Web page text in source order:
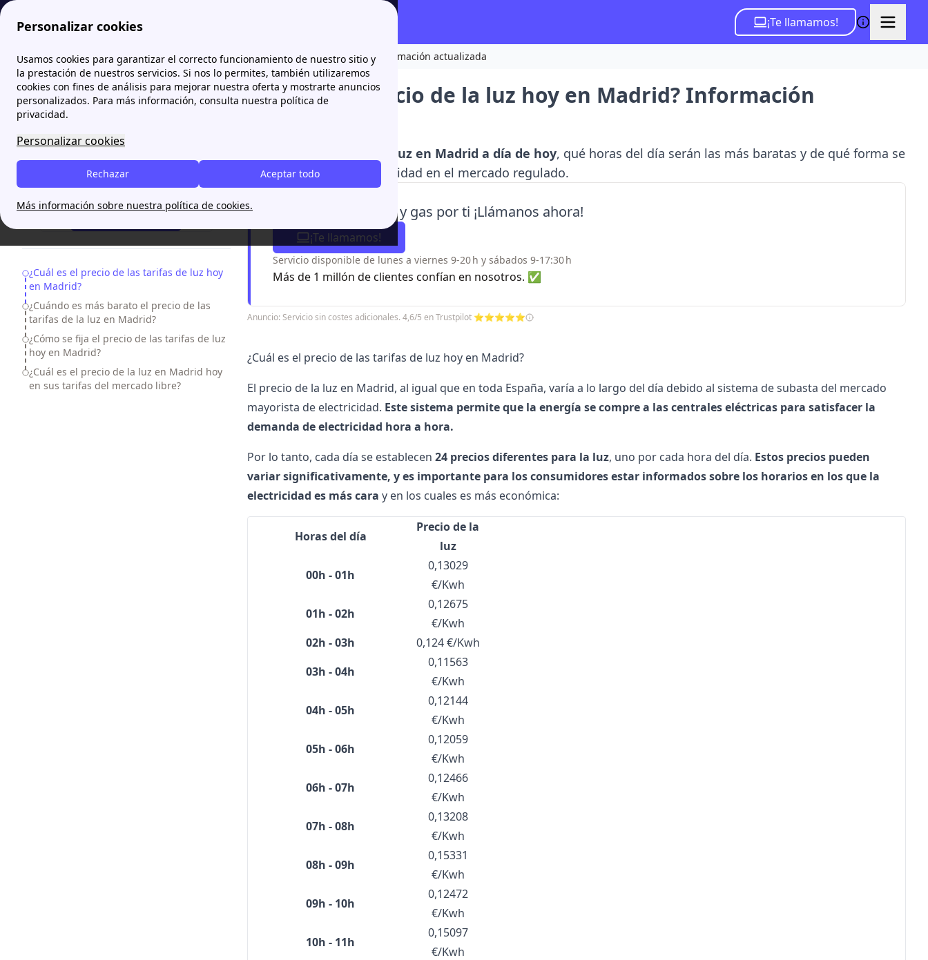
Personalizar cookies
Usamos cookies para garantizar el correcto funcionamiento de nuestro sitio y
la prestación de nuestros servicios. Si nos lo permites, también utilizaremos
cookies con fines de análisis para mejorar nuestra oferta y mostrarte anuncios
personalizados. Para más información, consulta nuestra política de
privacidad.
Personalizar cookies
Aceptar todo
Rechazar
Más información sobre nuestra política de cookies.
¡Te llamamos!
Papernest.es Precio de la Luz ¿Cuál es el precio de la luz hoy en Madrid? Información actualizada
¿Necesitas ayuda?
¡Te Llamamos!
Table of Contents
¿Cuál es el precio de las tarifas de luz hoy
en Madrid?
¿Cuándo es más barato el precio de las
tarifas de la luz en Madrid?
¿Cómo se fija el precio de las tarifas de luz
hoy en Madrid?
¿Cuál es el precio de la luz en Madrid hoy
en sus tarifas del mercado libre?
¿Cuál es el precio de la luz hoy en Madrid? Información
precio de la luz en Madrid a día de hoy, qué horas del día serán las más baratas y de qué forma se
fija el precio de la electricidad en el mercado regulado.
Gestionamos tu luz y gas por ti ¡Llámanos ahora!
¡Te llamamos!
Servicio disponible de lunes a viernes 9-20 h y sábados 9-17:30 h
Más de 1 millón de clientes confían en nosotros. ✅
Anuncio: Servicio sin costes adicionales. 4,6/5 en Trustpilot ⭐⭐⭐⭐⭐
¿Cuál es el precio de las tarifas de luz hoy en Madrid?
El precio de la luz en Madrid, al igual que en toda España, varía a lo largo del día debido al sistema de subasta del mercado
mayorista de electricidad. Este sistema permite que la energía se compre a las centrales eléctricas para satisfacer la
demanda de electricidad hora a hora.
Por lo tanto, cada día se establecen 24 precios diferentes para la luz, uno por cada hora del día. Estos precios pueden
variar significativamente, y es importante para los consumidores estar informados sobre los horarios en los que la
electricidad es más cara y en los cuales es más económica:
Horas del día
Precio de la
luz
00h - 01h
0,13029
€/Kwh
01h - 02h
0,12675
€/Kwh
02h - 03h
0,124 €/Kwh
03h - 04h
0,11563
€/Kwh
04h - 05h
0,12144
€/Kwh
05h - 06h
0,12059
€/Kwh
06h - 07h
0,12466
€/Kwh
07h - 08h
0,13208
€/Kwh
08h - 09h
0,15331
€/Kwh
09h - 10h
0,12472
€/Kwh
10h - 11h
0,15097
€/Kwh